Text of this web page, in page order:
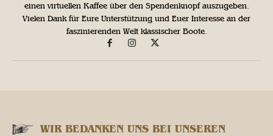
einen virtuellen Kaffee über den Spendenknopf auszugeben.
Vielen Dank für Eure Unterstützung und Euer Interesse an der
faszinierenden Welt klassischer Boote.
WIR BEDANKEN UNS BEI UNSEREN